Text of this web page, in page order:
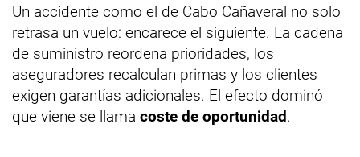
Un accidente como el de Cabo Cañaveral no solo
retrasa un vuelo: encarece el siguiente. La cadena
de suministro reordena prioridades, los
aseguradores recalculan primas y los clientes
exigen garantías adicionales. El efecto dominó
que viene se llama coste de oportunidad.